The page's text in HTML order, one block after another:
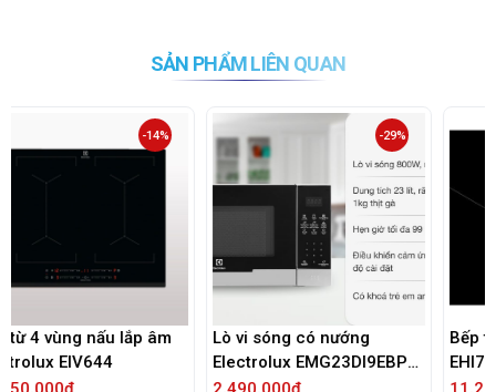
SẢN PHẨM LIÊN QUAN
âm
Lò vi sóng có nướng
Electrolux EMG23DI9EBP
-29%
Bếp từ đôi Electrolux
EHI7280BB